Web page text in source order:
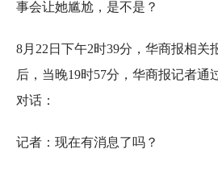
事会让她尴尬，是不是？
8月22日下午2时39分，华商报相关
后，当晚19时57分，华商报记者通
对话：
记者：现在有消息了吗？